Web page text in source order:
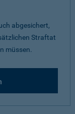
abgesichert,
Straftat
müssen.